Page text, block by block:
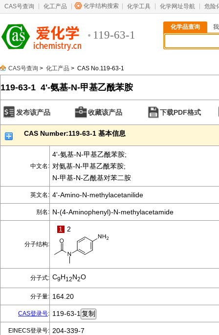
CAS号查询 化工产品 化学结构搜索 化学工具 化学网址导航 危险
119-63-1
化学品查询
CAS号查询 > 化工产品 > CAS No.119-63-1
119-63-1 4'-氨基-N-甲基乙酰苯胺
发布该产品 收藏该产品 下载PDF格式
CAS Number:119-63-1 基本信息
中文名:
4'-氨基-N-甲基乙酰苯胺;
对氨基-N-甲基乙酰苯胺;
N-甲基-N-乙酰基对苯二胺
英文名: 4'-Amino-N-methylacetanilide
别名: N-(4-Aminophenyl)-N-methylacetamide
分子结构:
1 2
分子式: C9H12N2O
分子量: 164.20
CAS登录号: 119-63-1
EINECS登录号: 204-339-7